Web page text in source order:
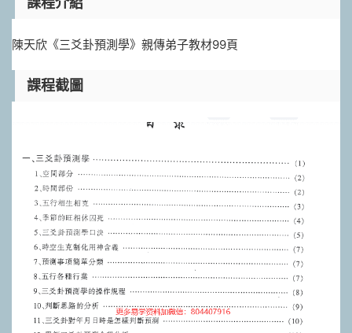
陳天欣《三爻卦預測學》親傳弟子教材99頁
課程截圖